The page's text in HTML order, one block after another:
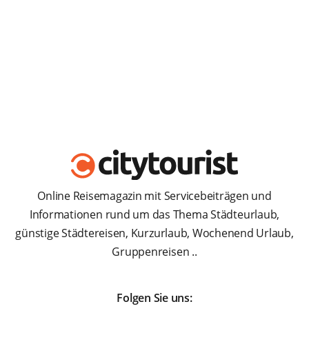
Online Reisemagazin mit Servicebeiträgen und
Informationen rund um das Thema Städteurlaub,
günstige Städtereisen, Kurzurlaub, Wochenend Urlaub,
Gruppenreisen ..
Folgen Sie uns: